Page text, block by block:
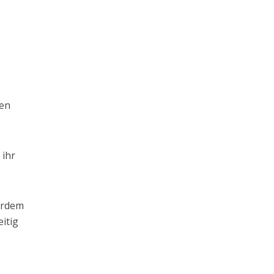
ihr